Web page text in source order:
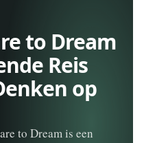
to Dream
Reis
op
to Dream is een